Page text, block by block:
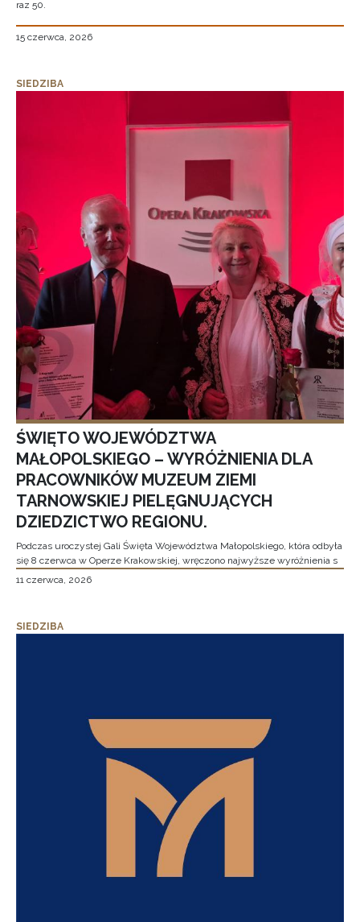
raz 50.
15 czerwca, 2026
SIEDZIBA
ŚWIĘTO WOJEWÓDZTWA
MAŁOPOLSKIEGO – WYRÓŻNIENIA DLA
PRACOWNIKÓW MUZEUM ZIEMI
TARNOWSKIEJ PIELĘGNUJĄCYCH
DZIEDZICTWO REGIONU.
Podczas uroczystej Gali Święta Województwa Małopolskiego, która odbyła
się 8 czerwca w Operze Krakowskiej, wręczono najwyższe wyróżnienia s
11 czerwca, 2026
SIEDZIBA